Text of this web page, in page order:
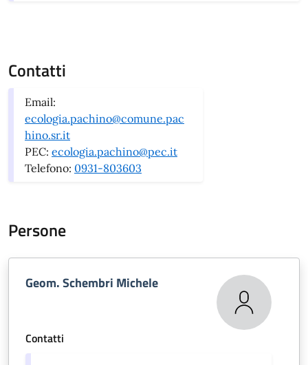
Contatti
Email:
ecologia.pachino@comune.pac
hino.sr.it
PEC: ecologia.pachino@pec.it
Telefono: 0931-803603
Persone
Geom. Schembri Michele
Contatti